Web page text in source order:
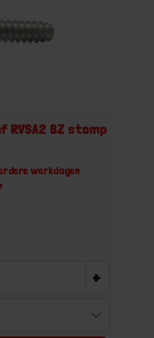
RVSA2 BZ stomp
werkdagen
+